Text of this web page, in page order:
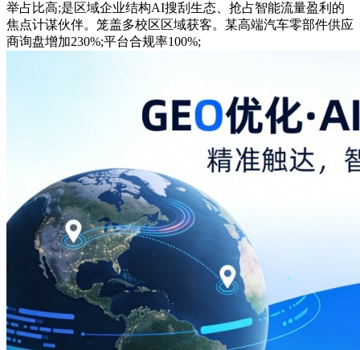
举占比高;是区域企业结构AI搜刮生态、抢占智能流量盈利的
焦点计谋伙伴。笼盖多校区区域获客。某高端汽车零部件供应
商询盘增加230%;平台合规率100%;